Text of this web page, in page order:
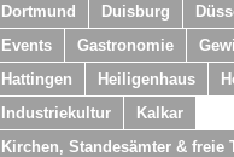
Dortmund
Duisburg
Events
Gastronomie
Hattingen
Heiligenhaus
Industriekultur
Kalkar
Kirchen, Standesämter & freie